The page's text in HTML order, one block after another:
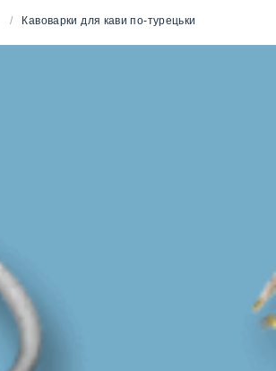
/ Кавоварки для кави по-турецьки